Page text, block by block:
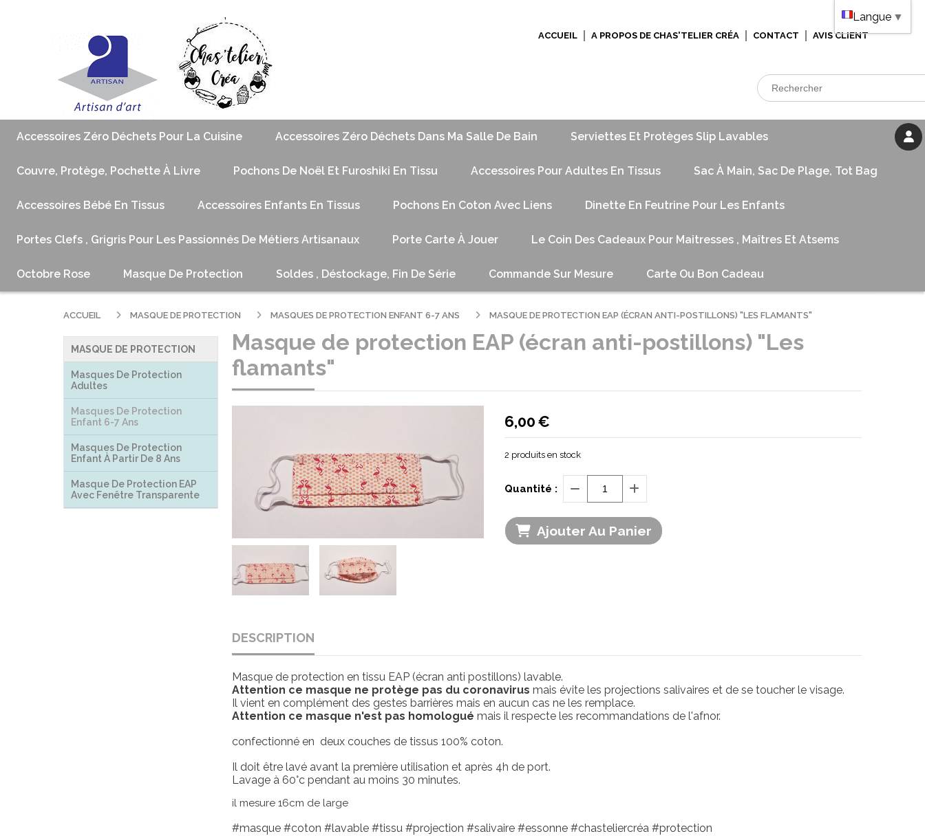
ACCUEIL A PROPOS DE CHAS'TELIER CRÉA CONTACT AVIS CLIENT
Accessoires Zéro Déchets Pour La Cuisine Accessoires Zéro Déchets Dans Ma Salle De Bain Serviettes Et Protèges Slip Lavables
Couvre, Protège, Pochette À Livre Pochons De Noël Et Furoshiki En Tissu Accessoires Pour Adultes En Tissus Sac À Main, Sac De Plage, Tot Bag
Accessoires Bébé En Tissus Accessoires Enfants En Tissus Pochons En Coton Avec Liens Dinette En Feutrine Pour Les Enfants
Portes Clefs , Grigris Pour Les Passionnés De Métiers Artisanaux Porte Carte À Jouer Le Coin Des Cadeaux Pour Maitresses , Maîtres Et Atsems
Octobre Rose Masque De Protection Soldes , Déstockage, Fin De Série Commande Sur Mesure Carte Ou Bon Cadeau
MASQUE DE PROTECTION
Masques De Protection
Adultes
Masques De Protection
Enfant 6-7 Ans
Masques De Protection
Enfant À Partir De 8 Ans
Masque De Protection EAP
Avec Fenêtre Transparente
ACCUEIL MASQUE DE PROTECTION MASQUES DE PROTECTION ENFANT 6-7 ANS MASQUE DE PROTECTION EAP (ÉCRAN ANTI-POSTILLONS) "LES FLAMANTS"
Masque de protection EAP (écran anti-postillons) "Les
flamants"
6,00€
2 produits en stock
Quantité :
Ajouter Au Panier
DESCRIPTION
Masque de protection en tissu EAP (écran anti postillons) lavable.
Attention ce masque ne protège pas du coronavirus mais évite les projections salivaires et de se toucher le visage.
Il vient en complément des gestes barrières mais en aucun cas ne les remplace.
Attention ce masque n'est pas homologué mais il respecte les recommandations de l'afnor.
confectionné en deux couches de tissus 100% coton.
Il doit être lavé avant la première utilisation et après 4h de port.
Lavage à 60°c pendant au moins 30 minutes.
il mesure 16cm de large
#masque #coton #lavable #tissu #projection #salivaire #essonne #chasteliercréa #protection
Langue ▼